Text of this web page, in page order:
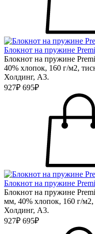
Блокнот на пружине
Блокнот на пружине
40% хлопок, 160 г/м2,
Холдинг, А3.
927₽ 695₽
Блокнот на пружине
Блокнот на пружине
мм, 40% хлопок, 160 г/м2,
Холдинг, А3.
927₽ 695₽